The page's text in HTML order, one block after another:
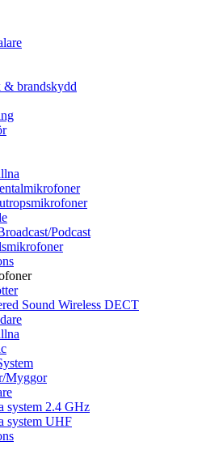
& brandskydd
Podcast
Sound Wireless DECT
Myggor
system 2.4 GHz
system UHF